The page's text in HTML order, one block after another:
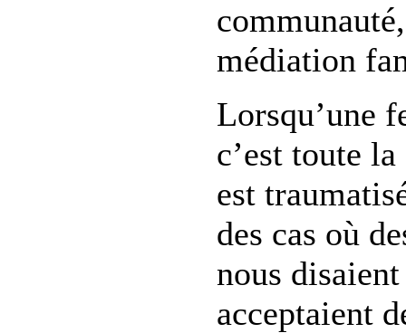
médiation
Lorsqu’une
c’est toute
est
des cas où
nous
acceptaient